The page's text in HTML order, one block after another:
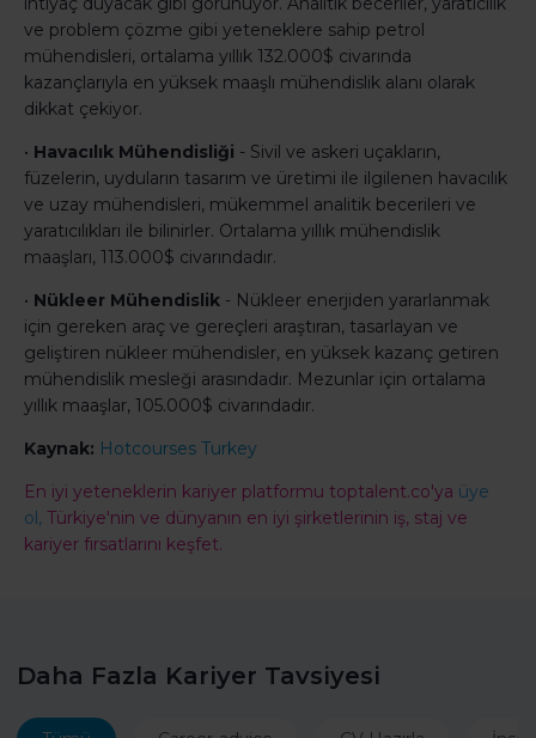
ve problem çözme gibi yeteneklere sahip petrol
mühendisleri, ortalama yıllık 132.000$ civarında
kazançlarıyla en yüksek maaşlı mühendislik alanı olarak
dikkat çekiyor.
• Havacılık Mühendisliği - Sivil ve askeri uçakların,
füzelerin, uyduların tasarım ve üretimi ile ilgilenen havacılık
ve uzay mühendisleri, mükemmel analitik becerileri ve
yaratıcılıkları ile bilinirler. Ortalama yıllık mühendislik
maaşları, 113.000$ civarındadır.
• Nükleer Mühendislik - Nükleer enerjiden yararlanmak
için gereken araç ve gereçleri araştıran, tasarlayan ve
geliştiren nükleer mühendisler, en yüksek kazanç getiren
mühendislik mesleği arasındadır. Mezunlar için ortalama
yıllık maaşlar, 105.000$ civarındadır.
Kaynak: Hotcourses Turkey
En iyi yeteneklerin kariyer platformu toptalent.co'ya üye
ol, Türkiye'nin ve dünyanın en iyi şirketlerinin iş, staj ve
kariyer fırsatlarını keşfet.
Daha Fazla Kariyer Tavsiyesi